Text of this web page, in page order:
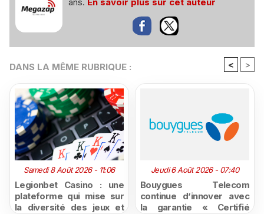
ans. En savoir plus sur cet auteur
DANS LA MÊME RUBRIQUE : < >
Samedi 8 Août 2026 - 11:06
Legionbet Casino : une
plateforme qui mise sur
la diversité des jeux et
Jeudi 6 Août 2026 - 07:40
Bouygues Telecom
continue d’innover avec
la garantie « Certifié